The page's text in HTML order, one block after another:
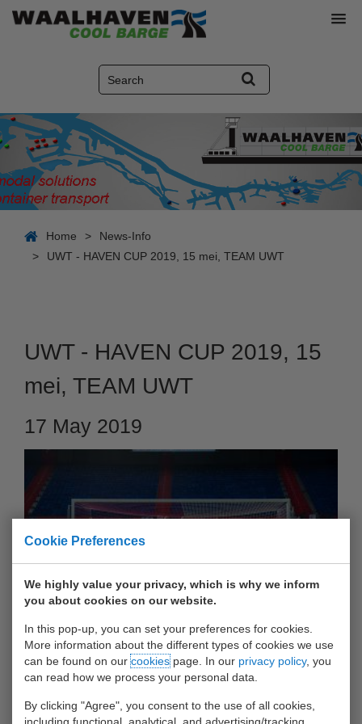
Cookie Preferences
We highly value your privacy, which is why we inform
you about cookies on our website.
In this pop-up, you can set your preferences for cookies.
More information about the different types of cookies we use
can be found on ourcookiespage. In our privacy policy, you
can read how we process your personal data.
By clicking "Agree", you consent to the use of all cookies,
Home >
News-Info
>
UWT - HAVEN CUP 2019, 15 mei, TEAM UWT
UWT - HAVEN CUP 2019, 15
mei, TEAM UWT
17 May 2019
Ook dit jaar was Team UWT weer van de partij tijdens de
havencup, en hoe!?
heeft geen wedstrijd verloren en geen doelpunt tegen gehad.